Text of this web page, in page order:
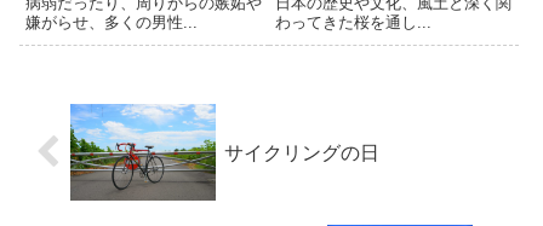
嫌がらせ、多くの男性...
わってきた桜を通し...
サイクリングの日